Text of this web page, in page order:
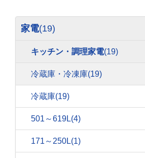
家電(19)
キッチン・調理家電(19)
冷蔵庫・冷凍庫(19)
冷蔵庫(19)
501～619L(4)
171～250L(1)